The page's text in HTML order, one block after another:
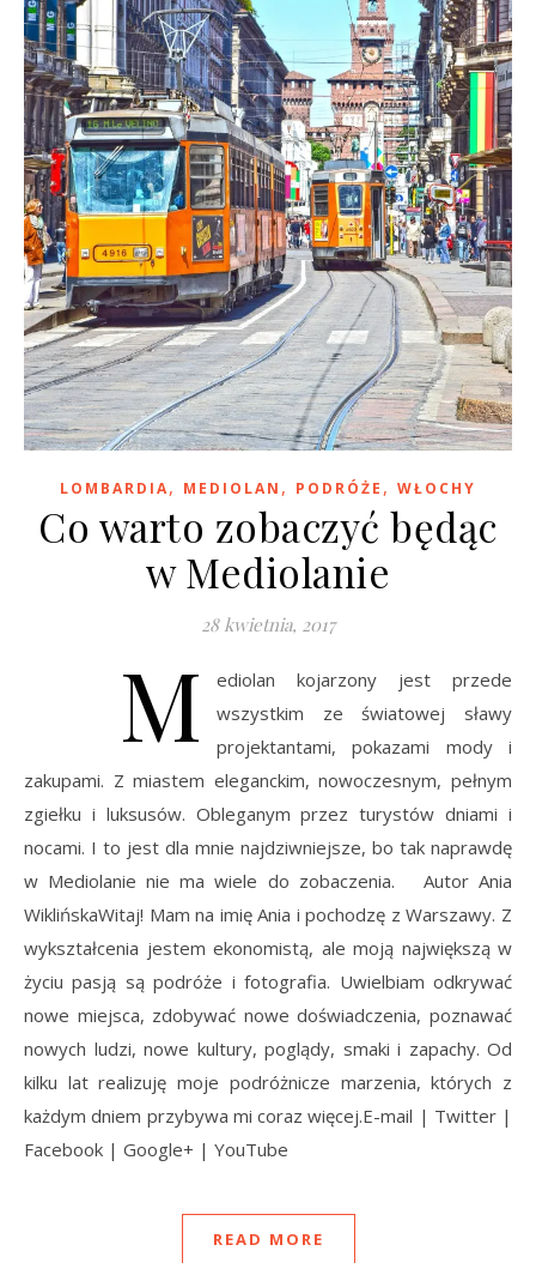
LOMBARDIA, MEDIOLAN , PODRÓŻE , WŁOCHY
Co warto zobaczyć będąc
w Mediolanie
28 kwietnia, 2017
M
ediolan kojarzony jest przede
wszystkim ze światowej sławy
projektantami, pokazami mody i
zakupami. Z miastem eleganckim, nowoczesnym, pełnym
zgiełku i luksusów. Obleganym przez turystów dniami i
nocami. I to jest dla mnie najdziwniejsze, bo tak naprawdę
w Mediolanie nie ma wiele do zobaczenia. Autor Ania
WiklińskaWitaj! Mam na imię Ania i pochodzę z Warszawy. Z
wykształcenia jestem ekonomistą, ale moją największą w
życiu pasją są podróże i fotografia. Uwielbiam odkrywać
nowe miejsca, zdobywać nowe doświadczenia, poznawać
nowych ludzi, nowe kultury, poglądy, smaki i zapachy. Od
kilku lat realizuję moje podróżnicze marzenia, których z
każdym dniem przybywa mi coraz więcej.E-mail | Twitter |
Facebook | Google+ | YouTube
READ MORE